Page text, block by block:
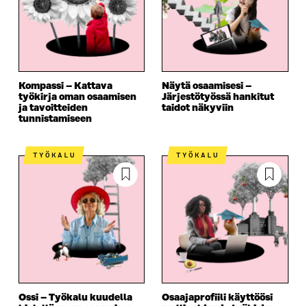
Kompassi – Kattava
työkirja oman osaamisen
ja tavoitteiden
tunnistamiseen
Näytä osaamisesi –
Järjestötyössä hankitut
taidot näkyviin
TYÖKALU
Ossi – Työkalu kuudella
TYÖKALU
Osaajaprofiili käyttöösi